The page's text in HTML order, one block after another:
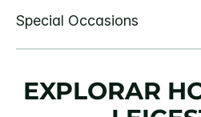
EXPLORAR